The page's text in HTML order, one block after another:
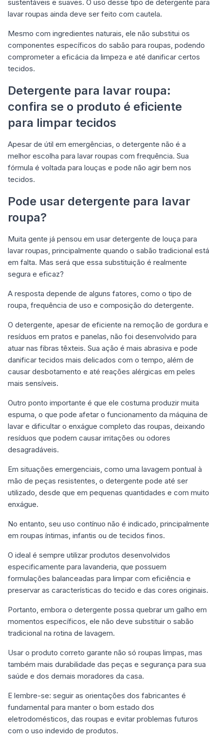
sustentáveis e suaves. O uso desse tipo de detergente para
lavar roupas ainda deve ser feito com cautela.
Mesmo com ingredientes naturais, ele não substitui os
componentes específicos do sabão para roupas, podendo
comprometer a eficácia da limpeza e até danificar certos
tecidos.
Detergente para lavar roupa:
confira se o produto é eficiente
para limpar tecidos
Apesar de útil em emergências, o detergente não é a
melhor escolha para lavar roupas com frequência. Sua
fórmula é voltada para louças e pode não agir bem nos
tecidos.
Pode usar detergente para lavar
roupa?
Muita gente já pensou em usar detergente de louça para
lavar roupas, principalmente quando o sabão tradicional está
em falta. Mas será que essa substituição é realmente
segura e eficaz?
A resposta depende de alguns fatores, como o tipo de
roupa, frequência de uso e composição do detergente.
O detergente, apesar de eficiente na remoção de gordura e
resíduos em pratos e panelas, não foi desenvolvido para
atuar nas fibras têxteis. Sua ação é mais abrasiva e pode
danificar tecidos mais delicados com o tempo, além de
causar desbotamento e até reações alérgicas em peles
mais sensíveis.
Outro ponto importante é que ele costuma produzir muita
espuma, o que pode afetar o funcionamento da máquina de
lavar e dificultar o enxágue completo das roupas, deixando
resíduos que podem causar irritações ou odores
desagradáveis.
Em situações emergenciais, como uma lavagem pontual à
mão de peças resistentes, o detergente pode até ser
utilizado, desde que em pequenas quantidades e com muito
enxágue.
No entanto, seu uso contínuo não é indicado, principalmente
em roupas íntimas, infantis ou de tecidos finos.
O ideal é sempre utilizar produtos desenvolvidos
especificamente para lavanderia, que possuem
formulações balanceadas para limpar com eficiência e
preservar as características do tecido e das cores originais.
Portanto, embora o detergente possa quebrar um galho em
momentos específicos, ele não deve substituir o sabão
tradicional na rotina de lavagem.
Usar o produto correto garante não só roupas limpas, mas
também mais durabilidade das peças e segurança para sua
saúde e dos demais moradores da casa.
E lembre-se: seguir as orientações dos fabricantes é
fundamental para manter o bom estado dos
eletrodomésticos, das roupas e evitar problemas futuros
com o uso indevido de produtos.